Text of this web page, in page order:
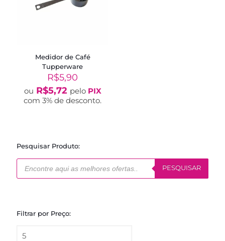
Medidor de Café
Tupperware
R$5,90
ou R$5,72 pelo PIX
com 3% de desconto.
Pesquisar Produto:
Pesquisar
produtos
PESQUISAR
Filtrar por Preço: